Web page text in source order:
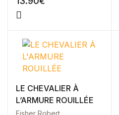
LE CHEVALIER À
L’ARMURE ROUILLÉE
Fisher Robert